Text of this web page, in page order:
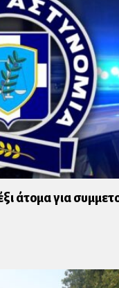
άτομα για